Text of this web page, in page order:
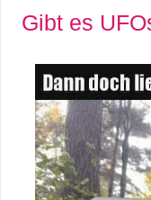
Gibt es